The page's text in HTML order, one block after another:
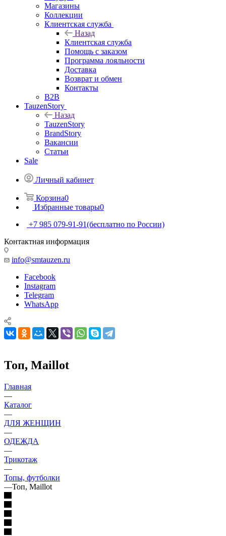
Магазины
Коллекции
Клиентская служба
Назад
Клиентская служба
Помощь с заказом
Программа лояльности
Доставка
Возврат и обмен
Контакты
B2B
TauzenStory
Назад
TauzenStory
BrandStory
Вакансии
Статьи
Sale
Личный кабинет
Корзина0
Избранные товары0
+7 985 079-91-91(бесплатно по России)
Контактная информация
info@smtauzen.ru
Facebook
Instagram
Telegram
WhatsApp
Топ, Maillot
Главная
—
Каталог
—
ДЛЯ ЖЕНЩИН
—
ОДЕЖДА
—
Трикотаж
—
Топы, футболки
—Топ, Maillot